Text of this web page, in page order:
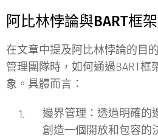
阿比林悖論與BART框
在文章中提及阿比林悖論的目
管理團隊時，如何通過BART
象。具體而言：
邊界管理 ：透過明確
創造一個開放和包容的